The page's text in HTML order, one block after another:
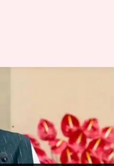
బీహార్, బెంగాల్‌లో
అభివృద్ధి
08:53 am